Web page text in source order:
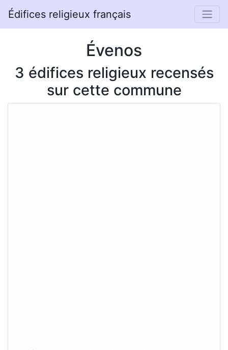
Édifices religieux français
Évenos
3 édifices religieux recensés
sur cette commune